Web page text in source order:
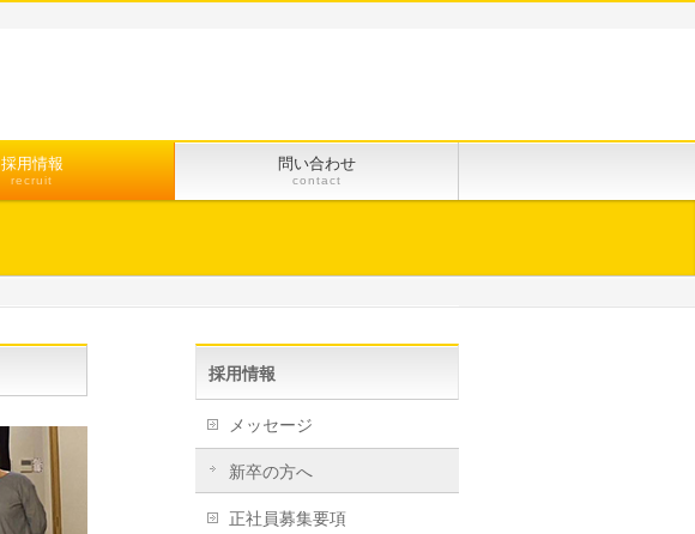
採用情報
recruit
問い合わせ
contact
採用情報
メッセージ
新卒の方へ
正社員募集要項